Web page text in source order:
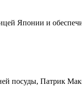
Японии и
посуды, Патрик